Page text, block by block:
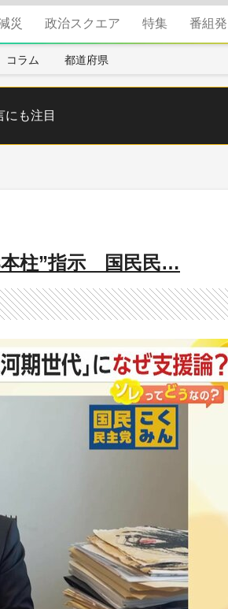
災 政治スクエア 特集 番組発
コラム 都道府県
も注目
本柱”指示 国民民…